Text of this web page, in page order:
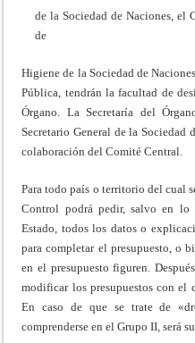
de la Sociedad de Naciones, el
de
Higiene de la Sociedad de
Pública, tendrán la facultad de
Órgano. La Secretaría del
Secretario General de la Sociedad
colaboración del Comité Central.
Para todo país o territorio del cual
Control podrá pedir, salvo en lo
Estado, todos los datos o
para completar el presupuesto, o
en el presupuesto figuren.
modificar los presupuestos con el
En caso de que se trate de
comprenderse en el Grupo II, será